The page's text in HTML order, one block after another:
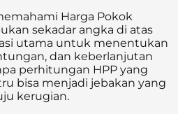
Harga Pokok
sekadar angka di atas
utama untuk menentukan
dan keberlanjutan
perhitungan HPP yang
bisa menjadi jebakan yang
kerugian.